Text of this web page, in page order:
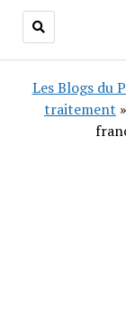
Les Blogs du
traitement »